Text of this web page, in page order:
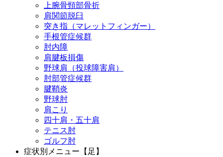
上腕骨頸部骨折
肩関節脱臼
突き指（マレットフィンガー）
手根管症候群
肘内障
肩腱板損傷
野球肩（投球障害肩）
肘部管症候群
腱鞘炎
野球肘
肩こり
四十肩・五十肩
テニス肘
ゴルフ肘
症状別メニュー【足】